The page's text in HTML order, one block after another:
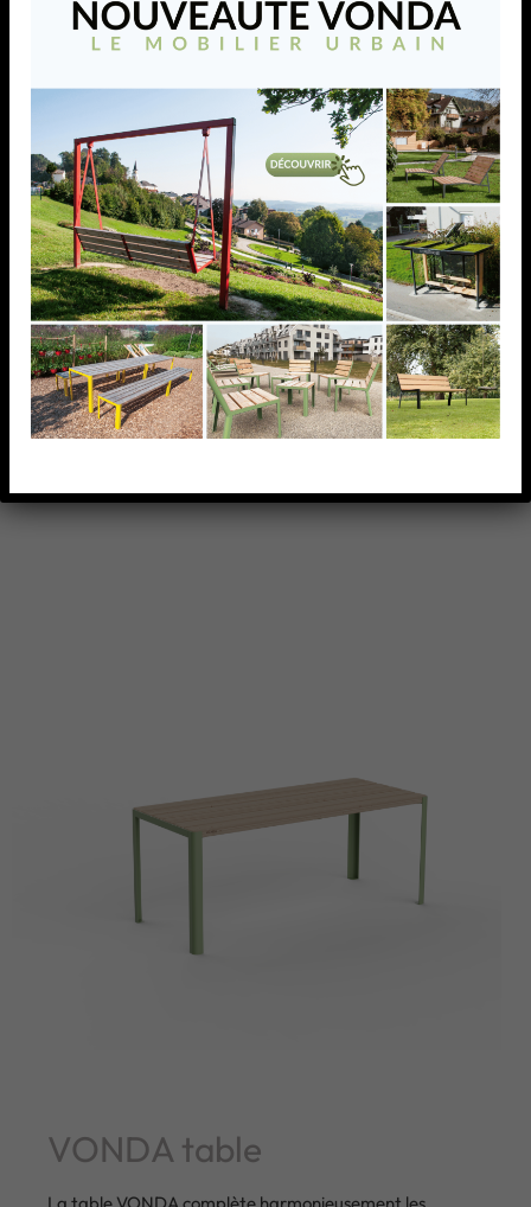
VONDA Méridienne 120
Capacité 1 personne Poids 74 kg Matériaux Acier
inoxydable thermolaqué et bois de douglas, teinte
RAL au choix Empreinte carbone 299,56 kg CO₂e
Origine Fabriqué en Autriche Dimensions Largeur 120
cm
AJOUTER À MA LISTE
VONDA table
La table VONDA complète harmonieusement les